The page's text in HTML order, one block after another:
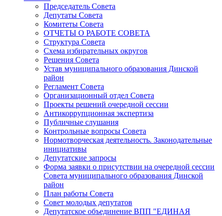
Председатель Совета
Депутаты Совета
Комитеты Совета
ОТЧЕТЫ О РАБОТЕ СОВЕТА
Структура Совета
Схема избирательных округов
Решения Совета
Устав муниципального образования Динской
район
Регламент Совета
Организационный отдел Совета
Проекты решений очередной сессии
Антикоррупционная экспертиза
Публичные слушания
Контрольные вопросы Совета
Нормотворческая деятельность. Законодательные
инициативы
Депутатские запросы
Форма заявки о присутствии на очередной сессии
Совета муниципального образования Динской
район
План работы Совета
Совет молодых депутатов
Депутатское объединение ВПП "ЕДИНАЯ